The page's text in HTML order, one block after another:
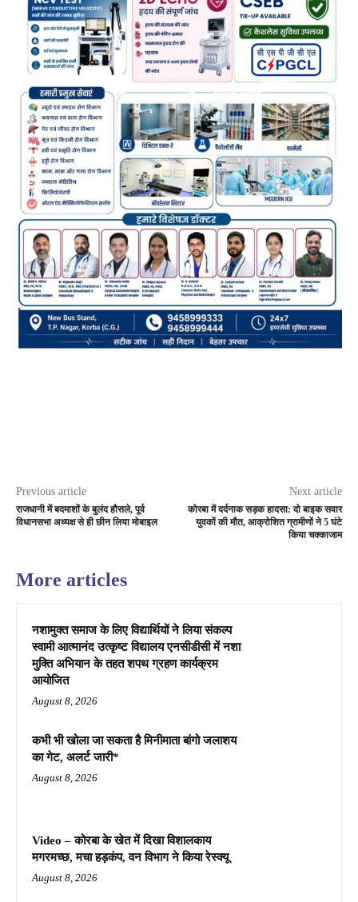
Previous article
राजधानी में बदमाशों के बुलंद हौसले, पूर्व
विधानसभा अध्यक्ष से ही छीन लिया मोबाइल
Next article
कोरबा में दर्दनाक सड़क हादसा: दो बाइक सवार
युवकों की मौत, आक्रोशित ग्रामीणों ने 5 घंटे
किया चक्काजाम
More articles
नशामुक्त समाज के लिए विद्यार्थियों ने लिया संकल्प
स्वामी आत्मानंद उत्कृष्ट विद्यालय एनसीडीसी में नशा
मुक्ति अभियान के तहत शपथ ग्रहण कार्यक्रम
आयोजित
August 8, 2026
कभी भी खोला जा सकता है मिनीमाता बांगो जलाशय
का गेट, अलर्ट जारी*
August 8, 2026
Video – कोरबा के खेत में दिखा विशालकाय
मगरमच्छ, मचा हड़कंप, वन विभाग ने किया रेस्क्यू
August 8, 2026